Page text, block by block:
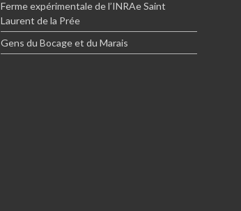
Ferme expérimentale de l’INRAe Saint
Laurent de la Prée
Gens du Bocage et du Marais